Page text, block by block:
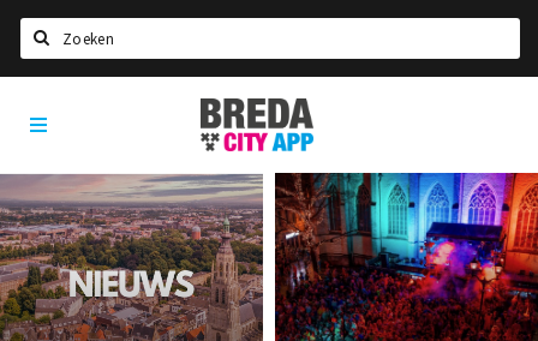
Home
Agenda
Deals
Party pics
Nieuws, interviews & blogs
Breda
City
App